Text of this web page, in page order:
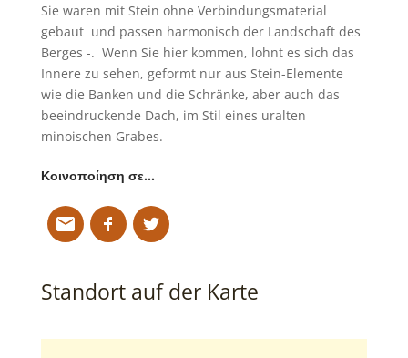
Sie waren mit Stein ohne Verbindungsmaterial
gebaut und passen harmonisch der Landschaft des
Berges -. Wenn Sie hier kommen, lohnt es sich das
Innere zu sehen, geformt nur aus Stein-Elemente
wie die Banken und die Schränke, aber auch das
beeindruckende Dach, im Stil eines uralten
minoischen Grabes.
Κοινοποίηση σε…
Standort auf der Karte